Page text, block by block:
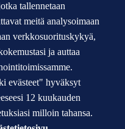
Graphic ja Det Norske
kuuluvien yritysten
tallennetaan
meitä analysoimaan
verkkosuorituskykyä,
ja auttaa
evästeet" hyväksyt
12 kuukauden
milloin tahansa.